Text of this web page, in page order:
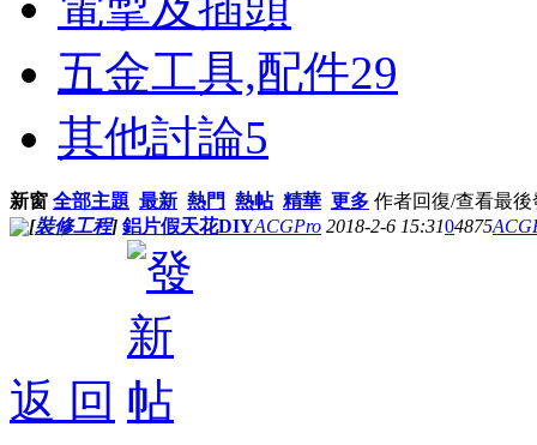
五金工具,配件29
其他討論5
新窗 全部主題 最新 熱門 熱帖 精華 更多 作者回復/查看最後
[裝修工程] 鋁片假天花DIYACGPro 2018-2-6 15:3104875
返 回